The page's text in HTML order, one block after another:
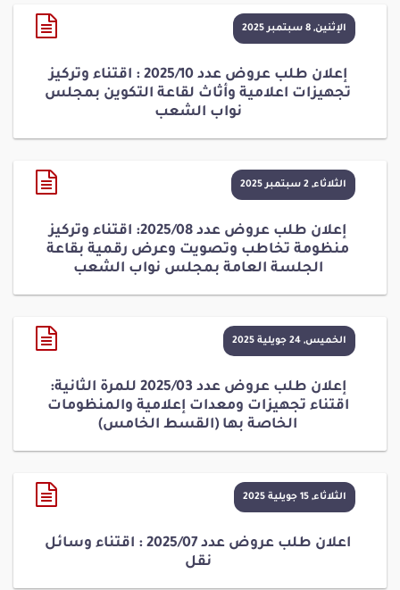
الإثنين, 8 سبتمبر 2025
إعلان طلب عروض عدد 2025/10 : اقتناء وتركيز
تجهيزات اعلامية وأثاث لقاعة التكوين بمجلس
نواب الشعب
الثلاثاء, 2 سبتمبر 2025
إعلان طلب عروض عدد 2025/08: اقتناء وتركيز
منظومة تخاطب وتصويت وعرض رقمية بقاعة
الجلسة العامة بمجلس نواب الشعب
الخميس, 24 جويلية 2025
إعلان طلب عروض عدد 2025/03 للمرة الثانية:
اقتناء تجهيزات ومعدات إعلامية والمنظومات
الخاصة بها (القسط الخامس)
الثلاثاء, 15 جويلية 2025
اعلان طلب عروض عدد 2025/07 : اقتناء وسائل
نقل